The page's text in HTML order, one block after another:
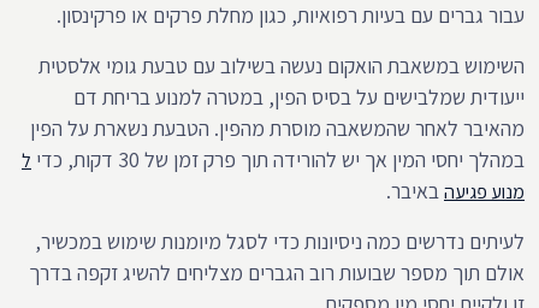
עבור גברים עם בעיות רפואיות, כגון מחלת פרקים או פרקינסון.
השימוש במשאבת הואקום נעשה בשילוב עם טבעת גומי אלסטית
ייעודית שמלבישים על בסיס הפין, במטרה למנוע בריחת דם
מהאיבר לאחר שהמשאבה מוסרת מהפין. הטבעת נשארת על הפין
במהלך יחסי המין אך יש להורידה תוך פרק זמן של 30 דקות, כדי
ל
מנוע פגיעהבאיבר.
לעיתים נדרשים כמה ניסיונות כדי לסגל מיומנות שימוש במכשיר,
אולם תוך מספר שבועות רוב הגברים מצליחים להשיג זקפה בדרך